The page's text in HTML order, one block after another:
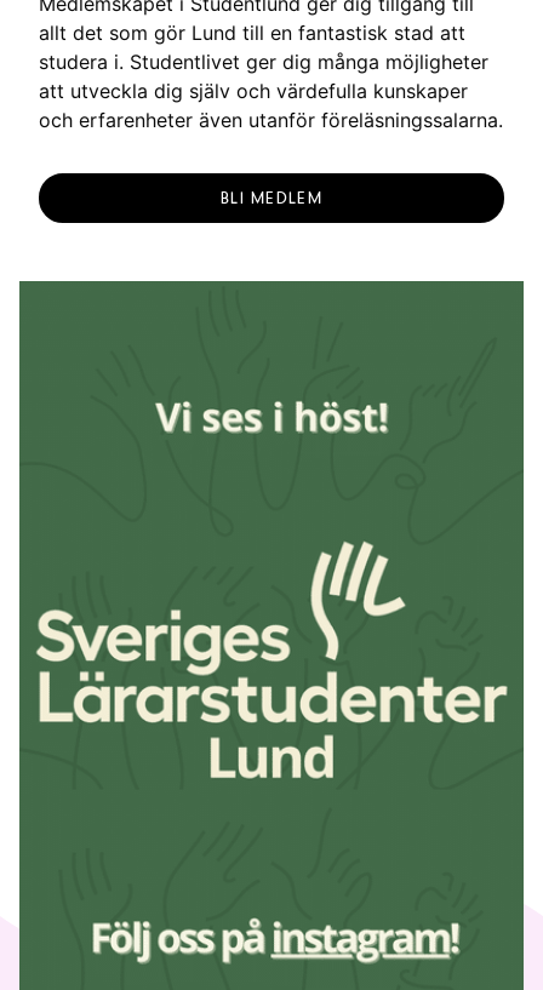
allt det som gör Lund till en fantastisk stad att
studera i. Studentlivet ger dig många möjligheter
att utveckla dig själv och värdefulla kunskaper
och erfarenheter även utanför föreläsningssalarna.
BLI MEDLEM